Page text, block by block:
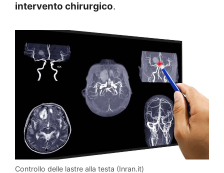
intervento chirurgico.
Controllo delle lastre alla testa (Inran.it)